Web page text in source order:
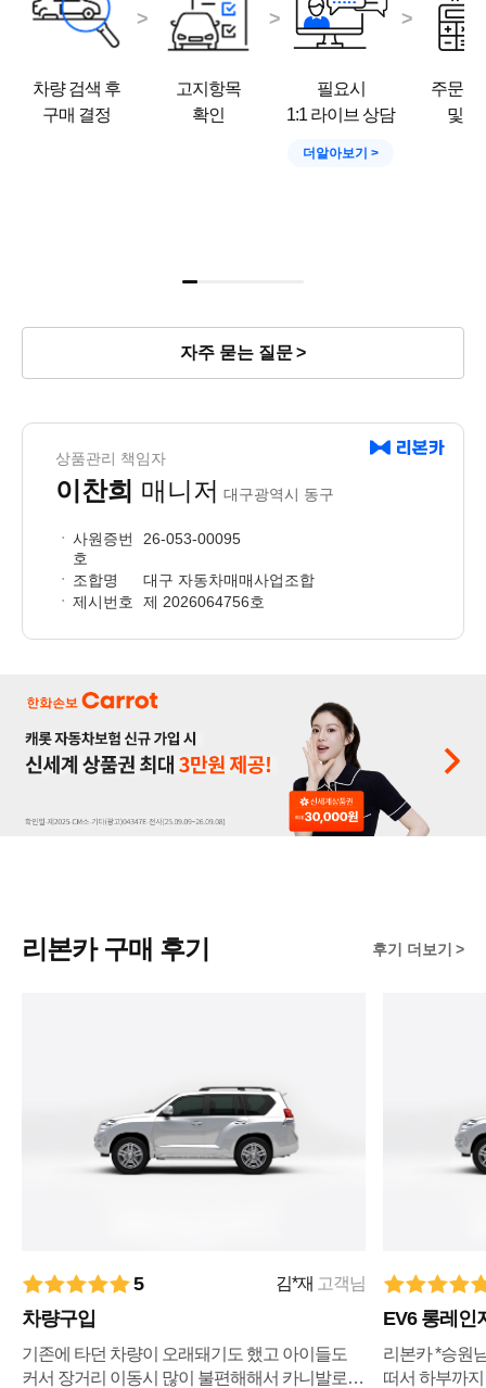
차량 검색 후
구매 결정
고지항목
확인
필요시
1:1 라이브 상담
더알아보기
주문서
및
자주 묻는 질문
상품관리 책임자
이찬희 매니저 대구광역시 동구
사원증번
호
26-053-00095
조합명
대구 자동차매매사업조합
제시번호
제 2026064756호
리본카 구매 후기 후기 더보기
5 김*재 고객님
차량구입
기존에 타던 차량이 오래돼기도 했고 아이들도
커서 장거리 이동시 많이 불편해해서 카니발로
EV6 롱레인
리본카 *승원
떠서 하부까